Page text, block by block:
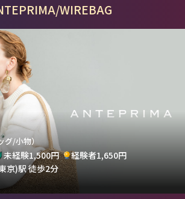
WIREBAG
グ/小物）
未経験1,500円
経験者1,650円
京)駅 徒歩2分